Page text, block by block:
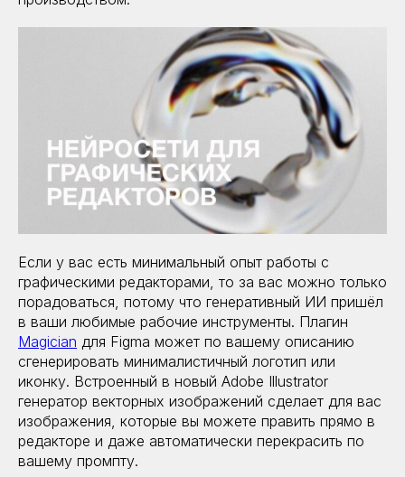
Если у вас есть минимальный опыт работы с
графическими редакторами, то за вас можно только
порадоваться, потому что генеративный ИИ пришёл
в ваши любимые рабочие инструменты. Плагин
Magician для Figma может по вашему описанию
cгенерировать минималистичный логотип или
иконку. Встроенный в новый Adobe Illustrator
генератор векторных изображений сделает для вас
изображения, которые вы можете править прямо в
редакторе и даже автоматически перекрасить по
вашему промпту.